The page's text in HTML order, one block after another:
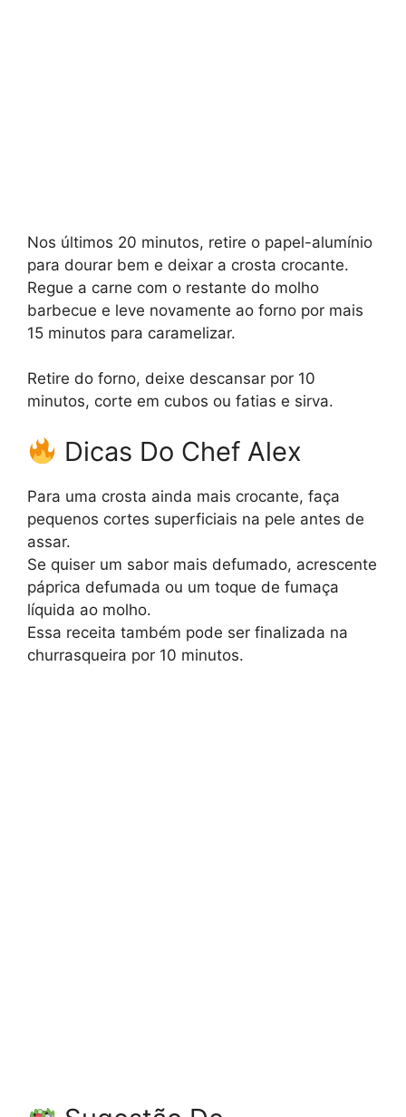
Nos últimos 20 minutos, retire o papel-alumínio
para dourar bem e deixar a crosta crocante.
Regue a carne com o restante do molho
barbecue e leve novamente ao forno por mais
15 minutos para caramelizar.
Retire do forno, deixe descansar por 10
minutos, corte em cubos ou fatias e sirva.
Dicas Do Chef Alex
Para uma crosta ainda mais crocante, faça
pequenos cortes superficiais na pele antes de
assar.
Se quiser um sabor mais defumado, acrescente
páprica defumada ou um toque de fumaça
líquida ao molho.
Essa receita também pode ser finalizada na
churrasqueira por 10 minutos.